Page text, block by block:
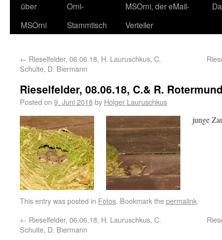
über
MSOrni
Orni-
Stammtisch
MSOrni, der eMail-
Verteiler
← Rieselfelder, 06.06.18, H. Lauruschkus, C.
Schulte, D. Biermann
Rieselfelder, 08.06.18, C.& R.
Posted on 9. Juni 2018by Holger Lauruschkus
junge
This entry was posted in Fotos. Bookmark thepermalink.
← Rieselfelder, 06.06.18, H. Lauruschkus, C.
Schulte, D. Biermann